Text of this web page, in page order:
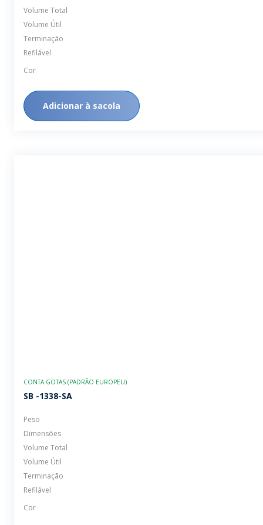
Volume Total
Volume Útil
Terminação
Refilável
Cor
Adicionar à sacola
CONTA GOTAS (PADRÃO EUROPEU)
SB -1338-SA
Peso
Dimensões
Volume Total
Volume Útil
Terminação
Refilável
Cor